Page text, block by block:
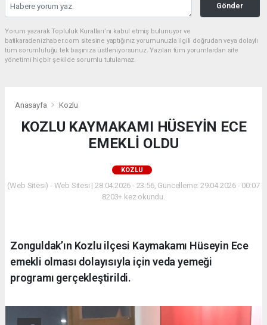
Gönder
Yorum yazarak Topluluk Kuralları’nı kabul etmiş bulunuyor ve
batikaradenizhaber.com sitesine yaptığınız yorumunuzla ilgili doğrudan veya dolaylı
tüm sorumluluğu tek başınıza üstleniyorsunuz. Yazılan tüm yorumlardan site
yönetimi hiçbir şekilde sorumlu tutulamaz.
Anasayfa Kozlu
KOZLU KAYMAKAMI HÜSEYİN ECE
EMEKLİ OLDU
KOZLU
(Web Sitesi) - Web Sitesi | 28.04.2026 - 23:56, Güncelleme: 29.04.2026 - 00:07
8203+ kez okundu.
Zonguldak’ın Kozlu ilçesi Kaymakamı Hüseyin Ece
emekli olması dolayısıyla için veda yemeği
programı gerçekleştirildi.